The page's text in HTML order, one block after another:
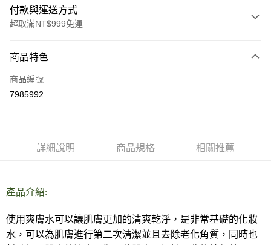
付款與運送方式
超取滿NT$999免運
信用卡一次付款
超商取貨付款
街口支付
Google Pay
ATM付款
商品特色
商品編號
7985992
詳細說明 商品規格 相關推薦
產品介紹:
使用爽膚水可以讓肌膚更加的清爽乾淨，是非常基礎的化妝
水，可以為肌膚進行第二次清潔並且去除老化角質，同時也